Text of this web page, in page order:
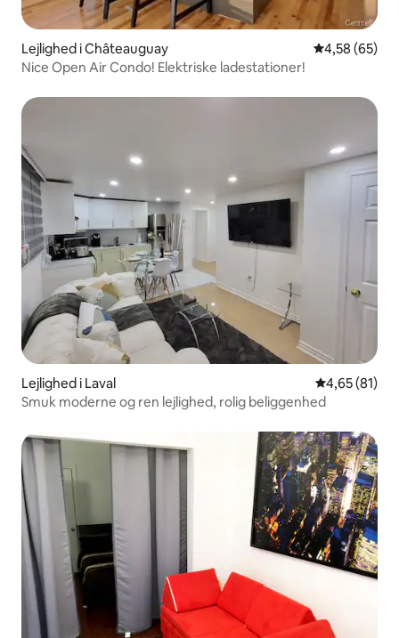
Lejlighed i Châteauguay 4,58 ud af 5 i
4,58 (65)
Nice Open Air Condo! Elektriske ladestationer!
Lejlighed i Laval 4,65 ud af 5
4,65 (81)
Smuk moderne og ren lejlighed, rolig beliggenhed